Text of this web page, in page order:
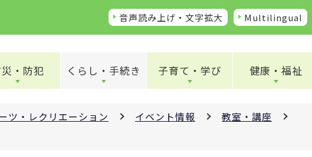
音声読み上げ・文字拡大 Multilingual
・防犯 くらし・手続き 子育て・学び 健康・福祉
ツ・レクリエーション イベント情報
教室・講座